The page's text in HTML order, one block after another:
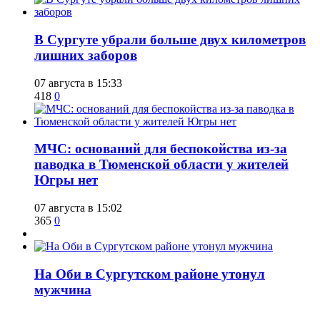
​В Сургуте убрали больше двух километров
лишних заборов
07 августа в 15:33
418 0
​МЧС: оснований для беспокойства из-за
паводка в Тюменской области у жителей
Югры нет
07 августа в 15:02
365 0
​На Оби в Сургутском районе утонул
мужчина